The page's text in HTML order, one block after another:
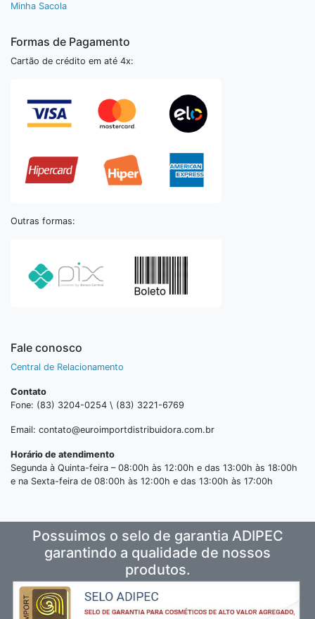
Minha Sacola
Formas de Pagamento
Cartão de crédito em até 4x:
Outras formas:
Fale conosco
Central de Relacionamento
Contato
Fone: (83) 3204-0254 \ (83) 3221-6769
Email: contato@euroimportdistribuidora.com.br
Horário de atendimento
Segunda à Quinta-feira – 08:00h às 12:00h e das 13:00h às 18:00h
e na Sexta-feira de 08:00h às 12:00h e das 13:00h às 17:00h
Possuimos o selo de garantia ADIPEC
garantindo a qualidade de nossos
produtos.